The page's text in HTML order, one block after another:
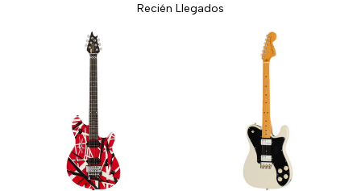
Recién Llegados